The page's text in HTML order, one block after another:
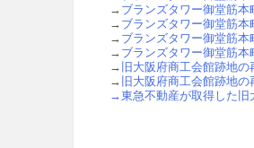
→ ブランズタワー御堂筋
→ ブランズタワー御堂筋
→ ブランズタワー御堂筋
→ ブランズタワー御堂筋
→ 旧大阪府商工会館跡地
→ 旧大阪府商工会館跡地
→東急不動産が取得した